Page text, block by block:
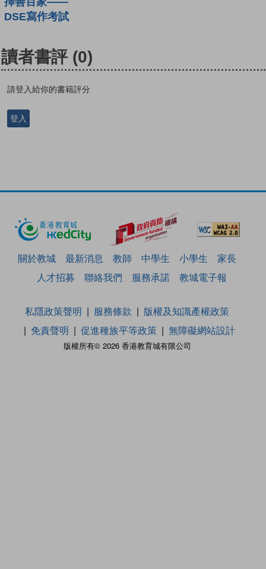
DSE寫作考試
讀者書評 (0)
請登入給你的書籍評分
登入
關於教城 最新消息 教師 中學生 小學生
家長
人才招募
聯絡我們 服務承諾 教城電子報
版權所有© 2026 香港教育城有限公司
私隱政策聲明 服務條款
版權及知識產權政策
免責聲明
促進種族平等政策 無障礙網站設計